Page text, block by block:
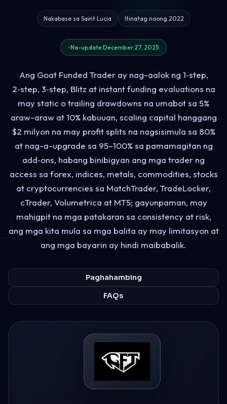
Nakabase sa Saint Lucia Itinatag noong 2022
Na-update December 27, 2025
Ang Goat Funded Trader ay nag-aalok ng 1‑step,
2‑step, 3‑step, Blitz at instant funding evaluations na
may static o trailing drawdowns na umabot sa 5%
araw-araw at 10% kabuuan, scaling capital hanggang
$2 milyon na may profit splits na nagsisimula sa 80%
at nag-a-upgrade sa 95–100% sa pamamagitan ng
add‑ons, habang binibigyan ang mga trader ng
access sa forex, indices, metals, commodities, stocks
at cryptocurrencies sa MatchTrader, TradeLocker,
cTrader, Volumetrica at MT5; gayunpaman, may
mahigpit na mga patakaran sa consistency at risk,
ang mga kita mula sa mga balita ay may limitasyon at
ang mga bayarin ay hindi maibabalik.
Paghahambing
FAQs